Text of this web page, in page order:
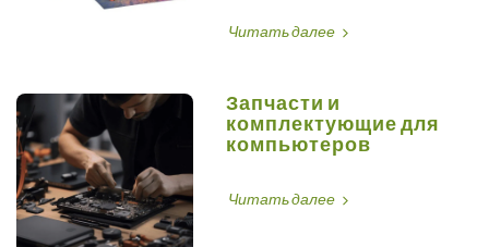
Читать далее
Запчасти и
комплектующие для
компьютеров
Читать далее